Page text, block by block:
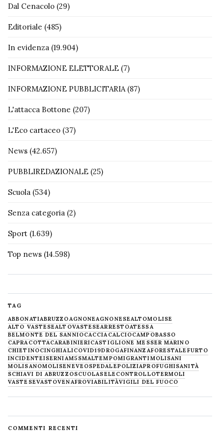
Dal Cenacolo (29)
Editoriale (485)
In evidenza (19.904)
INFORMAZIONE ELETTORALE (7)
INFORMAZIONE PUBBLICITARIA (87)
L'attacca Bottone (207)
L'Eco cartaceo (37)
News (42.657)
PUBBLIREDAZIONALE (25)
Scuola (534)
Senza categoria (2)
Sport (1.639)
Top news (14.598)
TAG
ABBONATIABRUZZOAGNONEAGNONESEALTOMOLISE
ALTO VASTESEALTOVASTESEARRESTOATESSA
BELMONTE DEL SANNIOCACCIA CALCIOCAMPOBASSO
CAPRACOTTACARABINIERICASTIGLIONE MESSER MARINO
CHIETINOCINGHIALICOVID19DROGAFINANZAFORESTALE FURTO
INCIDENTEISERNIAM5SMALTEMPOMIGRANTIMOLISANI
MOLISANOMOLISENEVE OSPEDALEPOLIZIAPROFUGHISANITÀ
SCHIAVI DI ABRUZZOSCUOLASELECONTROLLOTERMOLI
VASTESEVASTOVENAFROVIABILITÀVIGILI DEL FUOCO
COMMENTI RECENTI